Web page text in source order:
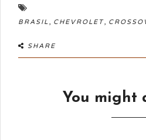
BRASIL, CHEVROLET,
SHARE
You might